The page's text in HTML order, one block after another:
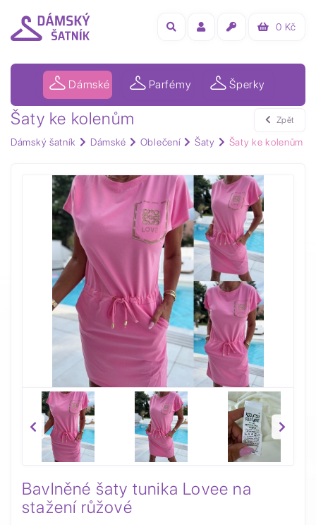
0 Kč
Dámské Parfémy Šperky
Šaty ke kolenům
Dámský šatník Dámské Oblečení Šaty Šaty ke kolenům
Zpět
Bavlněné šaty tunika Lovee na
stažení růžové